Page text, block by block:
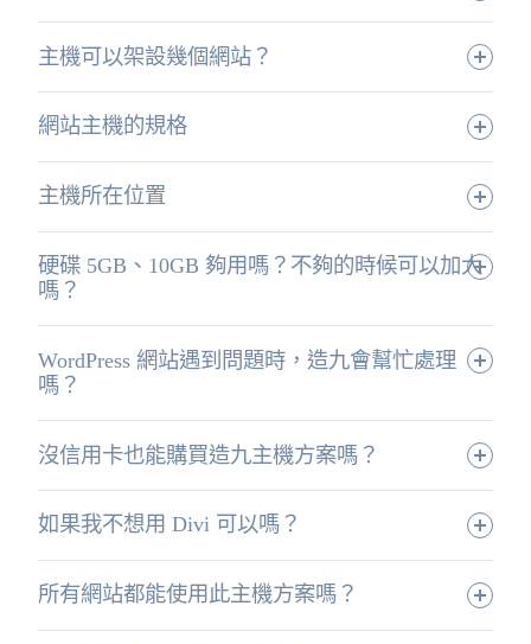
主機可以架設幾個網站？
網站主機的規格
主機所在位置
硬碟 5GB、10GB 夠用嗎？不夠的時候可以加大
嗎？
WordPress 網站遇到問題時，造九會幫忙處理
嗎？
沒信用卡也能購買造九主機方案嗎？
如果我不想用 Divi 可以嗎？
所有網站都能使用此主機方案嗎？